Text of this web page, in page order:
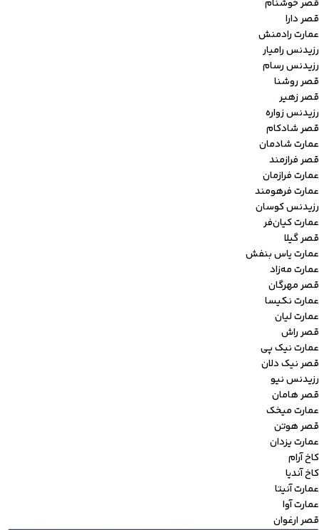
قصر خوشنام
قصر دارا
عمارت رادمنش
رزیدنس رامیار
رزیدنس رسام
قصر روشنا
قصر زهیر
رزیدنس زواره
قصر شادکام
عمارت شادمان
قصر فرازمند
عمارت فرازمان
عمارت فرهومند
رزیدنس کوسان
عمارت کیان‌فر
قصر گیلا
عمارت یاس بنفش
عمارت مه‌زاد
قصر مهرگان
عمارت نکیسا
عمارت لیان
قصر راش
عمارت نیک پی
قصر نیک دلان
رزیدنس نیو
قصر هامان
عمارت میخک
قصر هوتن
عمارت یزدان
کاخ آرام
کاخ آندیا
عمارت آنیتا
عمارت آوا
قصر ارغوان